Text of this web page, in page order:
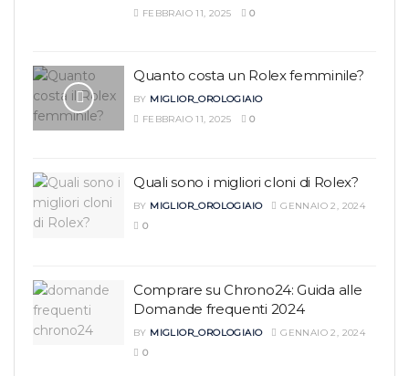
FEBBRAIO 11, 2025
0
Quanto costa un Rolex femminile?
BY MIGLIOR_OROLOGIAIO
FEBBRAIO 11, 2025
0
Quali sono i migliori cloni di Rolex?
BY MIGLIOR_OROLOGIAIO
GENNAIO 2, 2024
0
Comprare su Chrono24: Guida alle
Domande frequenti 2024
BY MIGLIOR_OROLOGIAIO
GENNAIO 2, 2024
0